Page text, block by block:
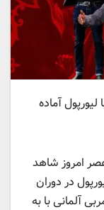
آماده
امروز شاهد
در دوران
آلمانی با به